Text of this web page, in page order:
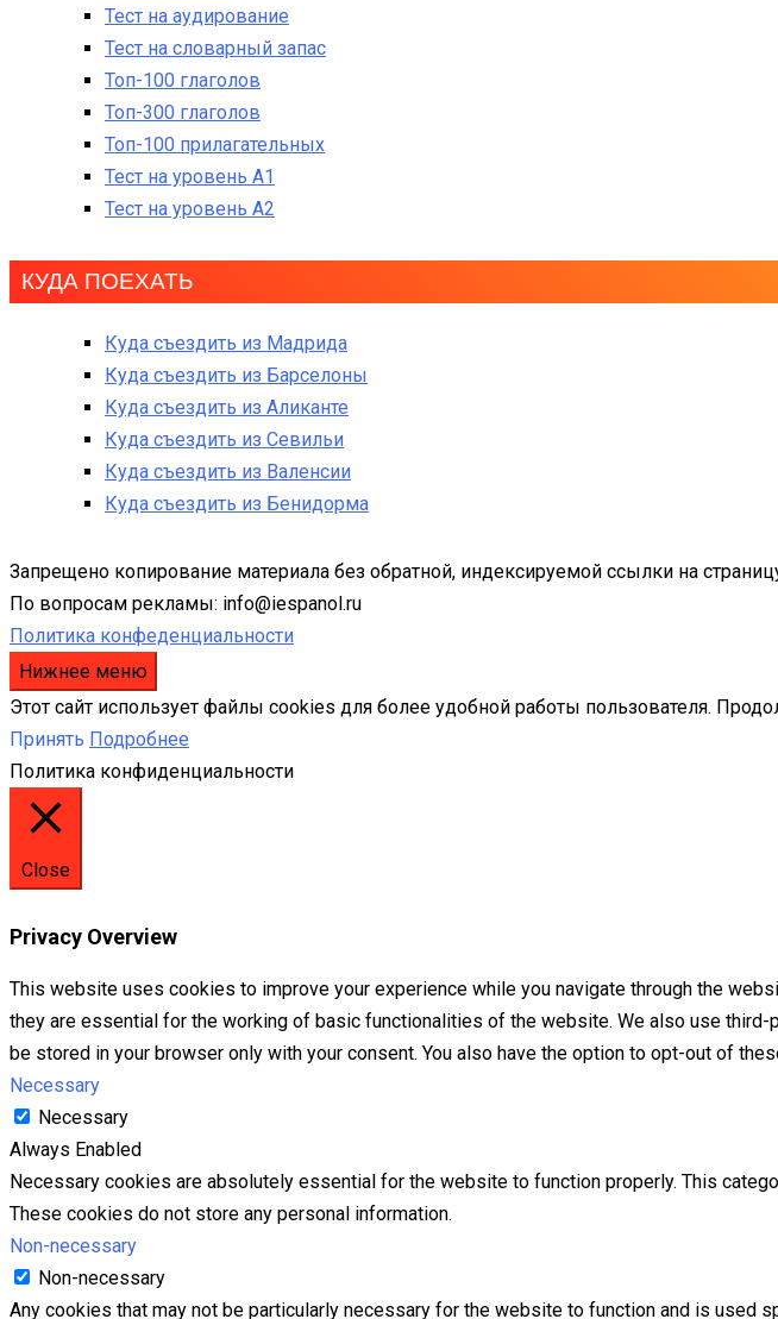
Тест на аудирование
Тест на словарный запас
Топ-100 глаголов
Топ-300 глаголов
Топ-100 прилагательных
Тест на уровень A1
Тест на уровень A2
КУДА ПОЕХАТЬ
Куда съездить из Мадрида
Куда съездить из Барселоны
Куда съездить из Аликанте
Куда съездить из Севильи
Куда съездить из Валенсии
Куда съездить из Бенидорма
Запрещено копирование материала без обратной, индексируемой ссылки на
По вопросам рекламы: info@iespanol.ru
Политика конфеденциальности
Нижнее меню
Этот сайт использует файлы cookies для более удобной работы пользователя.
Принять Подробнее
Политика конфиденциальности
Close
Privacy Overview
This website uses cookies to improve your experience while you navigate through the
they are essential for the working of basic functionalities of the website. We also use
be stored in your browser only with your consent. You also have the option to opt-out of
Necessary
Necessary
Always Enabled
Necessary cookies are absolutely essential for the website to function properly. This
These cookies do not store any personal information.
Non-necessary
Non-necessary
Any cookies that may not be particularly necessary for the website to function and is used